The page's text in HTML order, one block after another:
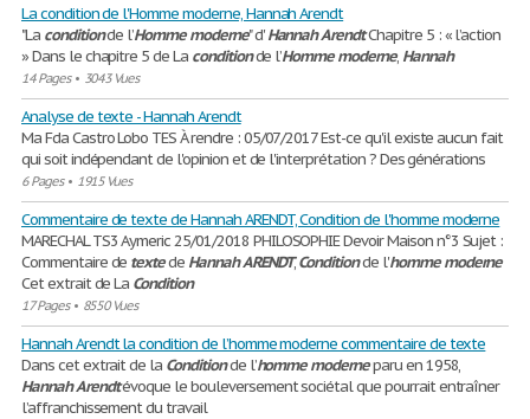
La condition de l'Homme moderne, Hannah Arendt
"La conditionde l’Homme moderne" d'HannahArendtChapitre 5 : « l’action
» Dans le chapitre 5 de La conditionde l’Homme moderne, Hannah
14 Pages• 3043 Vues
Analyse de texte - Hannah Arendt
Ma Fda Castro Lobo TES À rendre : 05/07/2017 Est-ce qu'il existe aucun fait
qui soit indépendant de l'opinion et de l'interprétation ? Des générations
6 Pages• 1915 Vues
Commentaire de texte de Hannah ARENDT, Condition de l'homme moderne
MARECHAL TS3 Aymeric 25/01/2018 PHILOSOPHIE Devoir Maison n°3 Sujet :
Commentaire de textede HannahARENDT,Conditionde l'homme moderne
Cet extrait de La Condition
17 Pages• 8550 Vues
Hannah Arendt la condition de l’homme moderne commentaire de texte
Dans cet extrait de la Conditionde l’homme moderneparu en 1958,
HannahArendtévoque le bouleversement sociétal que pourrait entraîner
l’affranchissement du travail